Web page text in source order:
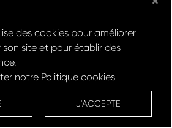
2022 - Tous droits réservés
par
de Louez un
VEHICULE
RDV en
des cookies pour améliorer
site et pour établir des
notre Politique cookies
J'ACCEPTE